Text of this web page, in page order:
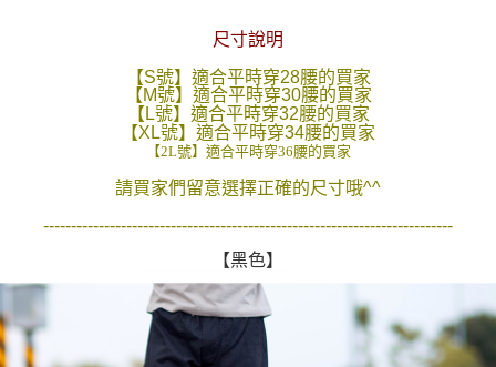
２．便利：只要手機號碼，簡訊認證，即可結帳。
【「AFTEE先享後付」結帳流程】
１．於結帳方式選擇「AFTEE先享後付」後，將跳轉至「AFTEE先享後付」
結帳頁面，進行簡訊認證並確認金額後，即可完成結帳。
２．訂單成立數日內，您將收到繳費通知簡訊。
３．收到繳費通知簡訊後14天內，點擊此簡訊中的連結，可透過四大超商／
ATM／網路銀行／等多元方式進行付款，方視為交易完成。
是否繳費成功／繳費後需取消欲退款等相關疑問，請聯繫「AFTEE先享後付
客戶支援中心」
https://netprotections.freshdesk.com/support/home
【注意事項】
每筆NT$80，滿NT$1,800(含以上)免運費
先付款後全家取貨
每筆NT$80，滿NT$1,800(含以上)免運費
宅配
尺寸說明
【S號】適合平時穿28腰的買家
【M號】適合平時穿30腰的買家
【L號】適合平時穿32腰的買家
【XL號】適合平時穿34腰的買家
【2L號】適合平時穿36腰的買家
請買家們留意選擇正確的尺寸哦^^
--------------------------------------------------------------------------
【黑色】